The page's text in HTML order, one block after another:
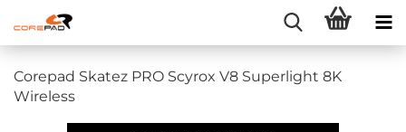
Corepad Skatez PRO Scyrox V8 Superlight 8K
Wireless